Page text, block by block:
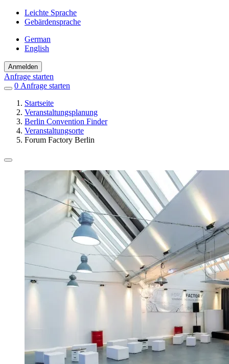
Leichte Sprache
Gebärdensprache
German
English
Anmelden
Anfrage starten
0 Einträge
Favoriten
Anfrage starten
Startseite
Veranstaltungsplanung
Berlin Convention Finder
Veranstaltungsorte
Forum Factory Berlin